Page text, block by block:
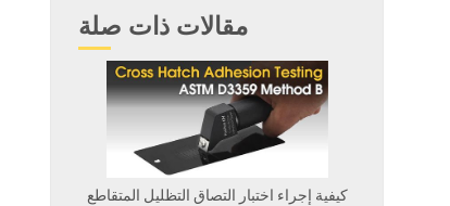
مقالات ذات صلة
كيفية إجراء اختبار التصاق التظليل المتقاطع